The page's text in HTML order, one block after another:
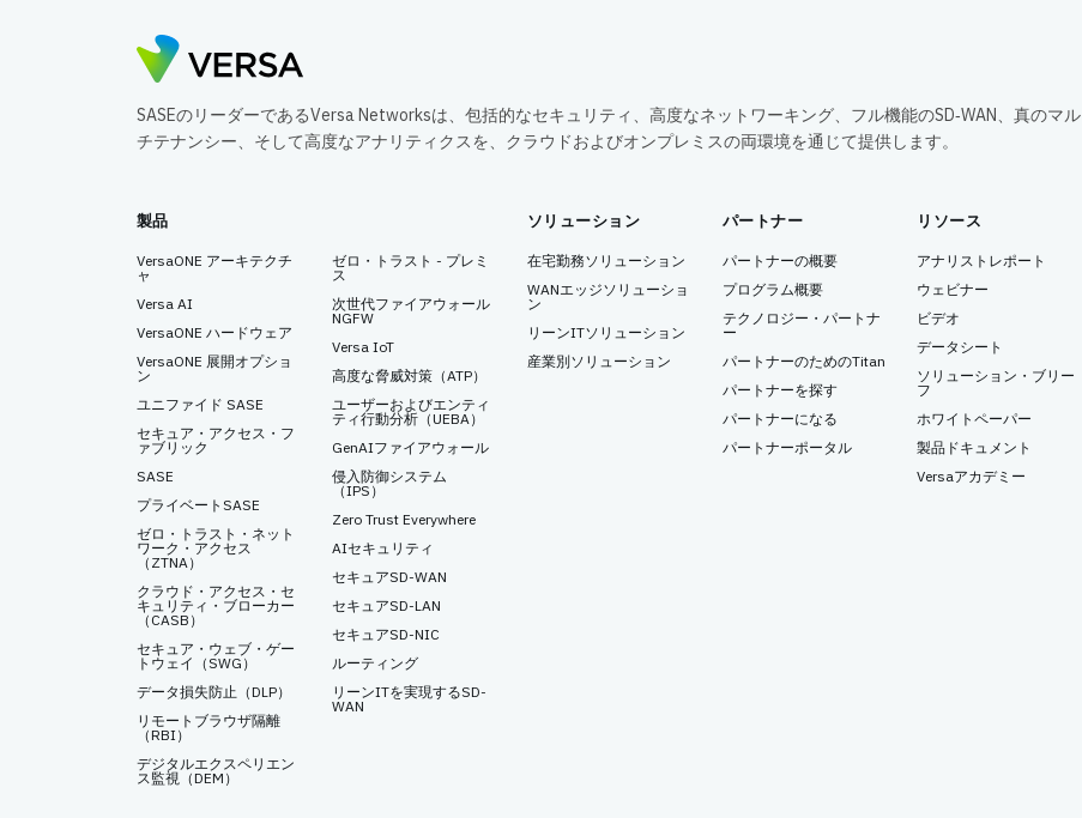
SASEのリーダーであるVersa Networksは、包括的なセキュリティ、高度なネットワーキング、フル機能のSD‑WAN、真のマル
チテナンシー、そして高度なアナリティクスを、クラウドおよびオンプレミスの両環境を通じて提供します。
製品
VersaONE アーキテクチ
ャ
Versa AI
VersaONE ハードウェア
VersaONE 展開オプショ
ン
ユニファイド SASE
セキュア・アクセス・フ
ァブリック
SASE
プライベートSASE
ゼロ・トラスト・ネット
ワーク・アクセス
（ZTNA）
クラウド・アクセス・セ
キュリティ・ブローカー
（CASB）
セキュア・ウェブ・ゲー
トウェイ（SWG）
データ損失防止（DLP）
リモートブラウザ隔離
（RBI）
デジタルエクスペリエン
ス監視（DEM）
ゼロ・トラスト - プレミ
ス
次世代ファイアウォール
NGFW
Versa IoT
高度な脅威対策（ATP）
ユーザーおよびエンティ
ティ行動分析（UEBA）
GenAIファイアウォール
侵入防御システム
（IPS）
Zero Trust Everywhere
AIセキュリティ
セキュアSD-WAN
セキュアSD-LAN
セキュアSD-NIC
ルーティング
リーンITを実現するSD-
WAN
ソリューション
在宅勤務ソリューション
WANエッジソリューショ
ン
リーンITソリューション
産業別ソリューション
パートナー
パートナーの概要
プログラム概要
テクノロジー・パートナ
ー
パートナーのためのTitan
パートナーを探す
パートナーになる
パートナーポータル
リソース
アナリストレポート
ウェビナー
ビデオ
データシート
ソリューション・ブリー
フ
ホワイトペーパー
製品ドキュメント
Versaアカデミー